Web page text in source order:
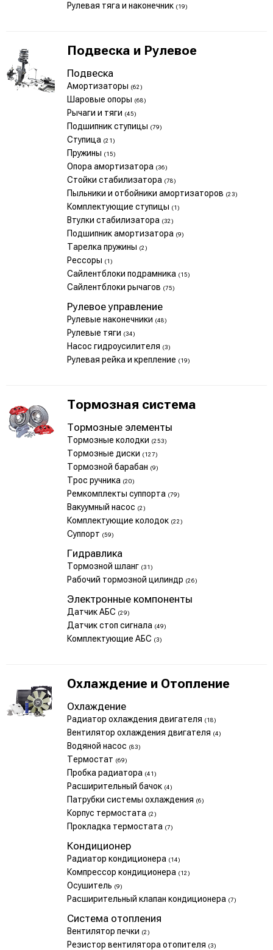
Рулевая тяга и наконечник (19)
Подвеска и Рулевое
Подвеска
Амортизаторы (62)
Шаровые опоры (68)
Рычаги и тяги (45)
Подшипник ступицы (79)
Ступица (21)
Пружины (15)
Опора амортизатора (36)
Стойки стабилизатора (78)
Пыльники и отбойники амортизаторов (23)
Комплектующие ступицы (1)
Втулки стабилизатора (32)
Подшипник амортизатора (9)
Тарелка пружины (2)
Рессоры (1)
Сайлентблоки подрамника (15)
Сайлентблоки рычагов (75)
Рулевое управление
Рулевые наконечники (48)
Рулевые тяги (34)
Насос гидроусилителя (3)
Рулевая рейка и крепление (19)
Тормозная система
Тормозные элементы
Тормозные колодки (253)
Тормозные диски (127)
Тормозной барабан (9)
Трос ручника (20)
Ремкомплекты суппорта (79)
Вакуумный насос (2)
Комплектующие колодок (22)
Суппорт (59)
Гидравлика
Тормозной шланг (31)
Рабочий тормозной цилиндр (26)
Электронные компоненты
Датчик АБС (29)
Датчик стоп сигнала (49)
Комплектующие АБС (3)
Охлаждение и Отопление
Охлаждение
Радиатор охлаждения двигателя (18)
Вентилятор охлаждения двигателя (4)
Водяной насос (83)
Термостат (69)
Пробка радиатора (41)
Расширительный бачок (4)
Патрубки системы охлаждения (6)
Корпус термостата (2)
Прокладка термостата (7)
Кондиционер
Радиатор кондиционера (14)
Компрессор кондиционера (12)
Осушитель (9)
Расширительный клапан кондиционера (7)
Система отопления
Вентилятор печки (2)
Резистор вентилятора отопителя (3)